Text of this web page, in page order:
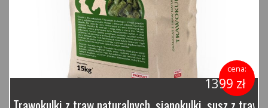
cena:
1399 zł